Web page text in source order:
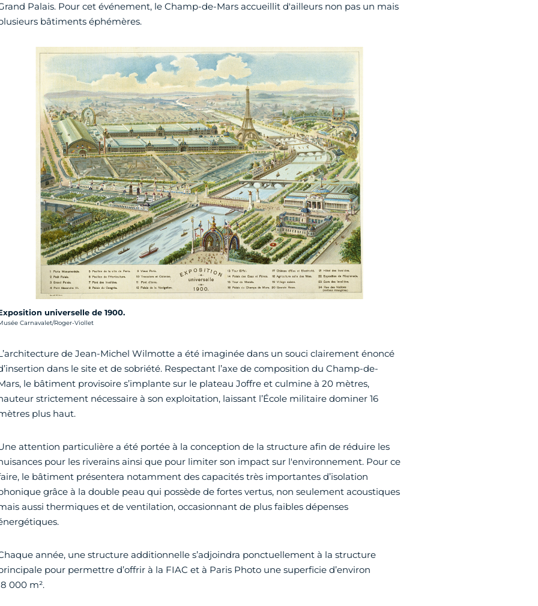
Palais. Pour cet événement, le Champ-de-Mars accueillit d'ailleurs non pas un mais
bâtiments éphémères.
universelle de 1900.
photo :
Carnavalet/Roger-Viollet
de Jean-Michel Wilmotte a été imaginée dans un souci clairement énoncé
dans le site et de sobriété. Respectant l’axe de composition du Champ-de-
le bâtiment provisoire s’implante sur le plateau Joffre et culmine à 20 mètres,
strictement nécessaire à son exploitation, laissant l’École militaire dominer 16
plus haut.
attention particulière a été portée à la conception de la structure afin de réduire les
pour les riverains ainsi que pour limiter son impact sur l'environnement. Pour ce
le bâtiment présentera notamment des capacités très importantes d’isolation
grâce à la double peau qui possède de fortes vertus, non seulement acoustiques
aussi thermiques et de ventilation, occasionnant de plus faibles dépenses
année, une structure additionnelle s’adjoindra ponctuellement à la structure
pour permettre d’offrir à la FIAC et à Paris Photo une superficie d’environ
000 m².